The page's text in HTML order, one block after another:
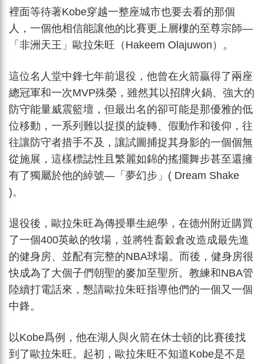
裡面等待著Kobe穿越一整座城市也要去看的那個
人，一個他相信能讓他的比賽更上層樓的至尊宗師—
「非洲天王」歐拉朱旺（Hakeem Olajuwon）。
這位名人堂中鋒七年前退役，他曾在火箭贏得了兩座
總冠軍和一次MVP殊榮，雖然其以招牌火鍋、強大的
防守能量威震籃壇，但最出名的卻可能是那優雅的低
位移動，一系列難以捉摸的旋轉、假動作和後仰，往
往讓防守者措手不及，讓試圖捕捉其身影的一個個無
從施展，這樣標誌性且繁麗如錦的搖擺舞步甚至還擁
有了獨屬於他的綽號—「夢幻步」( Dream Shake
)。
退役後，歐拉朱旺為傳授畢生絕學，在德州附近購買
了一個400英畝的牧場，並將牲畜穀倉改造成最先進
的健身房、並配有完整的NBA球場。而後，健身房很
快成為了大個子們朝聖的麥加至聖所。教練和NBA管
陸續打電話來，懇請歐拉朱旺指導他們的一個又一個
中鋒。
以Kobe爲例，他在湖人與火箭在休士頓的比賽後找
到了歐拉朱旺。起初，歐拉朱旺不知道Kobe是不是